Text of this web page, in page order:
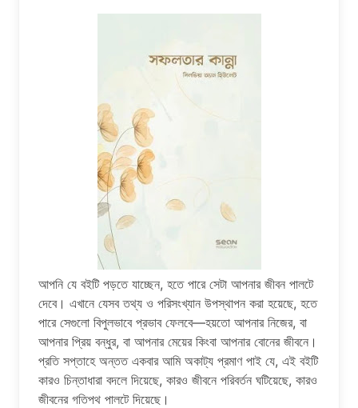
আপনি যে বইটি পড়তে যাচ্ছেন, হতে পারে সেটা আপনার জীবন পালটে
দেবে। এখানে যেসব তথ্য ও পরিসংখ্যান উপস্থাপন করা হয়েছে, হতে
পারে সেগুলো বিপুলভাবে প্রভাব ফেলবে—হয়তো আপনার নিজের, বা
আপনার প্রিয় বন্ধুর, বা আপনার মেয়ের কিংবা আপনার বোনের জীবনে।
প্রতি সপ্তাহে অন্তত একবার আমি অকাট্য প্রমাণ পাই যে, এই বইটি
কারও চিন্তাধারা বদলে দিয়েছে, কারও জীবনে পরিবর্তন ঘটিয়েছে, কারও
জীবনের গতিপথ পালটে দিয়েছে।